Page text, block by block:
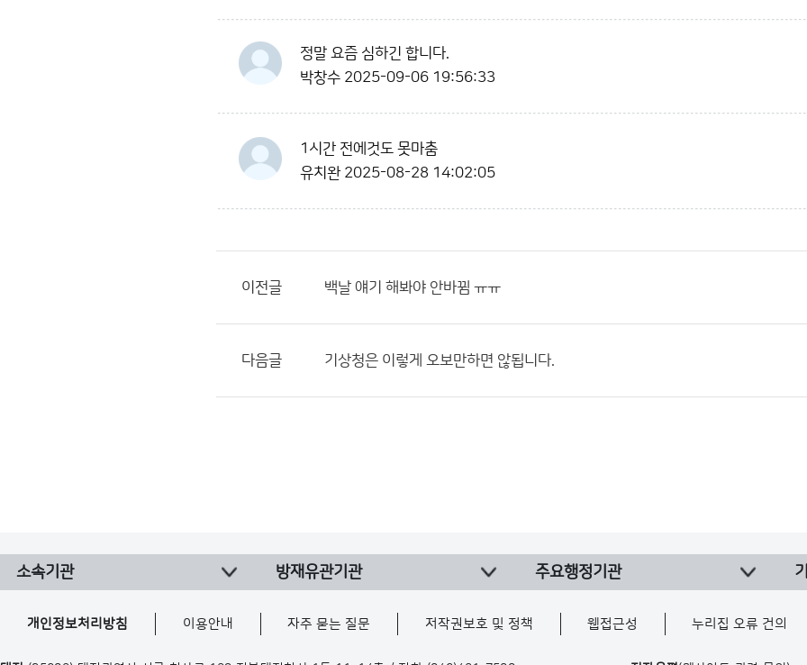
정말 요즘 심하긴 합니다.
박창수 2025-09-06 19:56:33
1시간 전에것도 못마춤
유치완 2025-08-28 14:02:05
이전글 백날 얘기 해봐야 안바뀜 ㅠㅠ
다음글 기상청은 이렇게 오보만하면 않됩니다.
소속기관 방재유관기관 주요행정기관
개인정보처리방침 이용안내 자주 묻는 질문 저작권보호 및 정책 웹접근성 누리집 오류 건의